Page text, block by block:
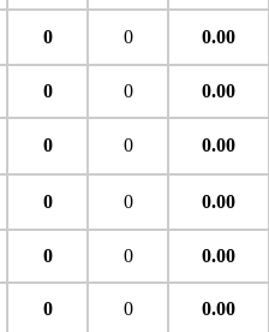
0 0 0.00
0 0 0.00
0 0 0.00
0 0 0.00
0 0 0.00
0 0 0.00